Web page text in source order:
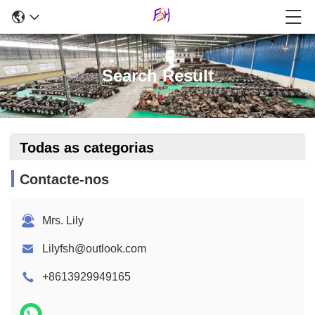
Search Result
Todas as categorias
Contacte-nos
Mrs. Lily
Lilyfsh@outlook.com
+8613929949165